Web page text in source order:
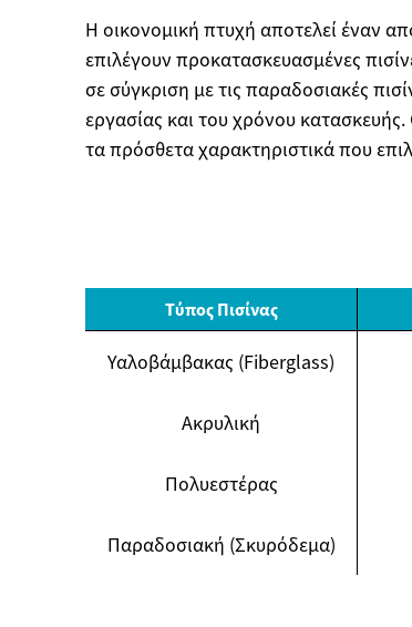
Η οικονομική πτυχή αποτελεί έναν
επιλέγουν προκατασκευασμένες
σε σύγκριση με τις παραδοσιακές
εργασίας και του χρόνου κατασκευής.
τα πρόσθετα χαρακτηριστικά που
Τύπος Πισίνας
Υαλοβάμβακας (Fiberglass)
Ακρυλική
Πολυεστέρας
Παραδοσιακή (Σκυρόδεμα)